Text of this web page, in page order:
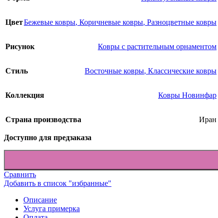
ЦветБежевые ковры, Коричневые ковры, Разноцветные ковры
Рисунок Ковры с растительным орнаментом
Стиль Восточные ковры, Классические ковры
Коллекция Ковры Новинфар
Страна производства Иран
Доступно для предзаказа
Сравнить
Добавить в список "избранные"
Описание
Услуга примерка